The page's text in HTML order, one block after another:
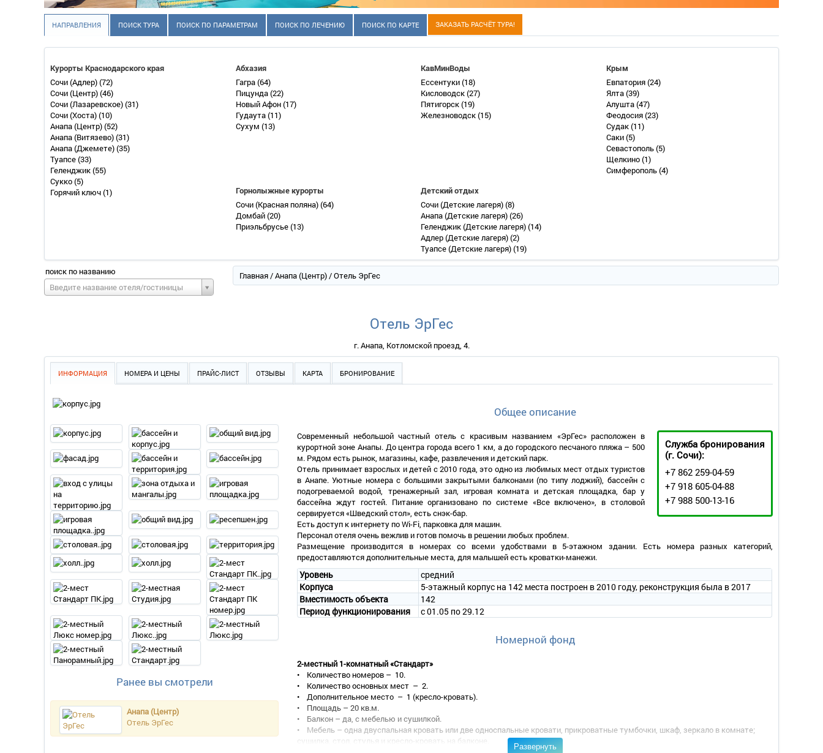
НАПРАВЛЕНИЯ ПОИСК ТУРА ПОИСК ПО ПАРАМЕТРАМ ПОИСК ПО ЛЕЧЕНИЮ ПОИСК ПО КАРТЕ ЗАКАЗАТЬ РАСЧЁТ ТУРА!
Курорты Краснодарского края
Сочи (Адлер)(72)
Сочи (Центр)(46)
Сочи (Лазаревское)(31)
Сочи (Хоста)(10)
Анапа (Центр)(52)
Анапа (Витязево)(31)
Анапа (Джемете)(35)
Туапсе(33)
Геленджик(55)
Сукко(5)
Горячий ключ(1)
Абхазия
Гагра(64)
Пицунда(22)
Новый Афон(17)
Гудаута(11)
Сухум (13)
КавМинВоды
Ессентуки(18)
Кисловодск(27)
Пятигорск(19)
Железноводск(15)
Крым
Евпатория(24)
Ялта(39)
Алушта(47)
Феодосия(23)
Судак(11)
Саки(5)
Севастополь(5)
Щелкино(1)
Симферополь(4)
Горнолыжные курорты
Сочи (Красная поляна)(64)
Домбай(20)
Приэльбрусье(13)
Детский отдых
Сочи (Детские лагеря)(8)
Анапа (Детские лагеря)(26)
Геленджик (Детские лагеря)(14)
Адлер (Детские лагеря)(2)
Туапсе (Детские лагеря)(19)
поиск по названию
Введите название отеля/гостиницы
Главная/Анапа (Центр)/ Отель ЭрГес
Отель ЭрГес
г. Анапа, Котломской проезд, 4.
ИНФОРМАЦИЯ НОМЕРА И ЦЕНЫ ПРАЙС-ЛИСТ ОТЗЫВЫ КАРТА БРОНИРОВАНИЕ
Ранее вы смотрели
Анапа (Центр)
Отель ЭрГес
Общее описание
Служба бронирования
(г. Сочи):
+7 862 259-04-59
+7 918 605-04-88
+7 988 500-13-16
Современный небольшой частный отель с красивым названием «ЭрГес» расположен в
курортной зоне Анапы. До центра города всего 1 км, а до городского песчаного пляжа – 500
м. Рядом есть рынок, магазины, кафе, развлечения и детский парк.
Отель принимает взрослых и детей с 2010 года, это одно из любимых мест отдых туристов
в Анапе. Уютные номера с большими закрытыми балконами (по типу лоджий), бассейн с
подогреваемой водой, тренажерный зал, игровая комната и детская площадка, бар у
бассейна ждут гостей. Питание организовано по системе «Все включено», в столовой
сервируется «Шведский стол», есть снэк-бар.
Есть доступ к интернету по Wi-Fi, парковка для машин.
Персонал отеля очень вежлив и готов помочь в решении любых проблем.
Размещение производится в номерах со всеми удобствами в 5-этажном здании. Есть номера разных категорий,
предоставляются дополнительные места, для малышей есть кроватки-манежи.
Уровень
средний
Корпуса
5-этажный корпус на 142 места построен в 2010 году, реконструкция была в 2017
Вместимость объекта
142
Период функционирования
с 01.05 по 29.12
Номерной фонд
2-местный 1-комнатный «Стандарт»
• Количество номеров – 10.
• Количество основных мест – 2.
• Дополнительное место – 1 (кресло-кровать).
• Площадь – 20 кв.м.
• Балкон – да, с мебелью и сушилкой.
• Мебель – одна двуспальная кровать или две односпальные кровати, прикроватные тумбочки, шкаф, зеркало в комнате;
сушилка, стол, стулья и кресло-кровать на балконе.
Развернуть